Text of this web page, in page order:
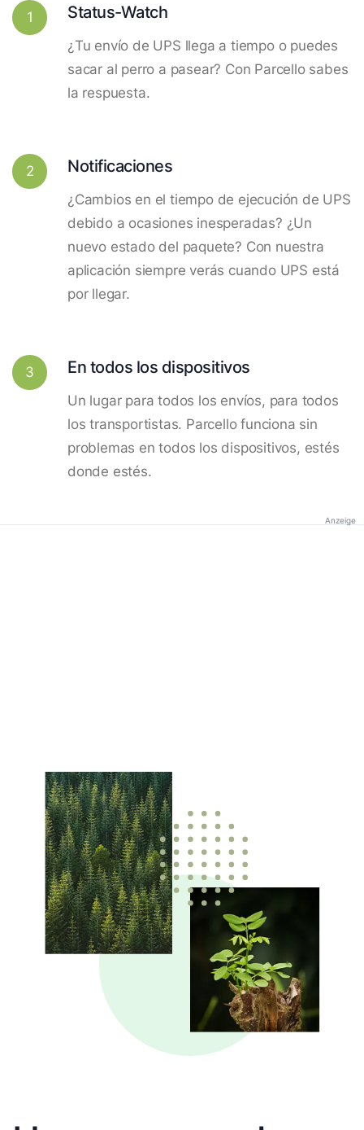
1 Status-Watch
¿Tu envío de UPS llega a tiempo o puedes
sacar al perro a pasear? Con Parcello sabes
la respuesta.
2 Notificaciones
¿Cambios en el tiempo de ejecución de UPS
debido a ocasiones inesperadas? ¿Un
nuevo estado del paquete? Con nuestra
aplicación siempre verás cuando UPS está
por llegar.
3 En todos los dispositivos
Un lugar para todos los envíos, para todos
los transportistas. Parcello funciona sin
problemas en todos los dispositivos, estés
donde estés.
Anzeige